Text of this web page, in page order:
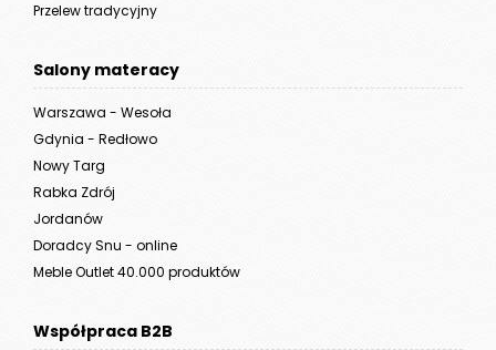
Przelew tradycyjny
Salony materacy
Warszawa - Wesoła
Gdynia - Redłowo
Nowy Targ
Rabka Zdrój
Jordanów
Doradcy Snu - online
Meble Outlet 40.000 produktów
Współpraca B2B